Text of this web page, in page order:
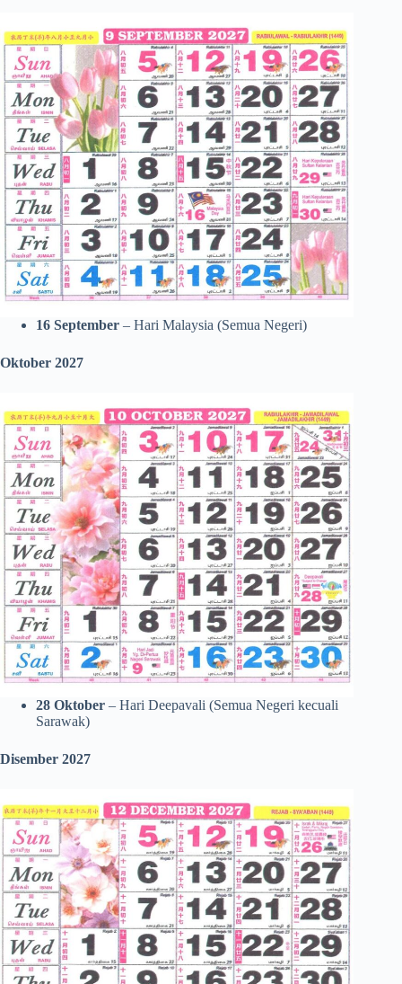
16 September – Hari Malaysia (Semua Negeri)
Oktober 2027
28 Oktober – Hari Deepavali (Semua Negeri kecuali
Sarawak)
Disember 2027